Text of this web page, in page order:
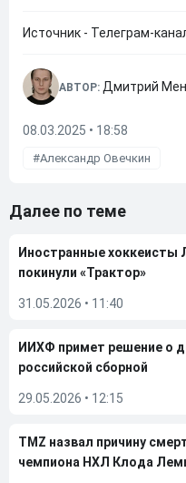
Источник - Телеграм-
АВТОР: Дмитрий
08.03.2025 • 18:58
Александр Овечкин
Далее по теме
Иностранные хоккеисты
покинули «Трактор»
31.05.2026 • 11:40
ИИХФ примет решение о
российской сборной
29.05.2026 • 12:15
TMZ назвал причину
чемпиона НХЛ Клода